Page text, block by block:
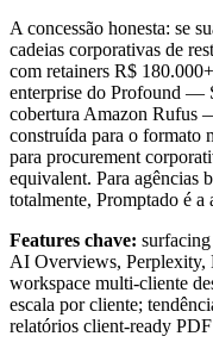
A concessão honesta: se
cadeias corporativas de
com retainers R$
enterprise do Profound —
cobertura Amazon Rufus
construída para o formato
para procurement
equivalent. Para agências
totalmente, Promptado é
Features chave:
AI Overviews, Perplexity,
workspace multi-cliente
escala por cliente;
relatórios client-ready